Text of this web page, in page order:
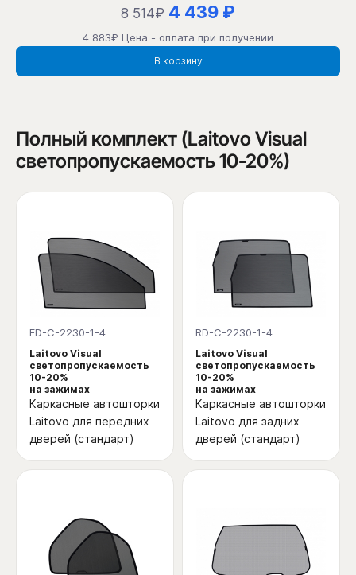
8 514₽ 4 439 ₽
4 883₽ Цена - оплата при получении
В корзину
Полный комплект (Laitovo Visual
светопропускаемость 10-20%)
FD-C-2230-1-4
Laitovo Visual
светопропускаемость
10-20%
на зажимах
Каркасные автошторки
Laitovo для передних
дверей (стандарт)
RD-C-2230-1-4
Laitovo Visual
светопропускаемость
10-20%
на зажимах
Каркасные автошторки
Laitovo для задних
дверей (стандарт)